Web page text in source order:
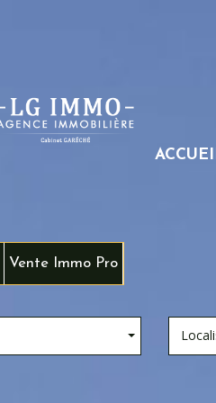
Vente Immo Pro